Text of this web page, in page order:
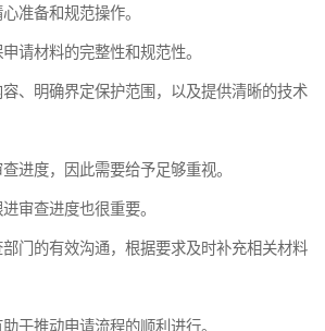
准备和规范操作。
请材料的完整性和规范性。
、明确界定保护范围，以及提供清晰的技术
进度，因此需要给予足够重视。
审查进度也很重要。
门的有效沟通，根据要求及时补充相关材料
于推动申请流程的顺利进行。